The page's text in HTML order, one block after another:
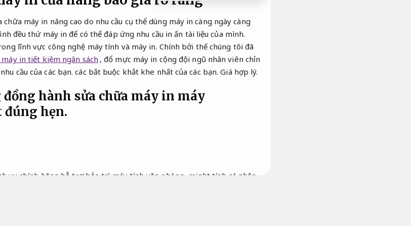
chữa máy in nâng cao do nhu cầu cụ thể dùng máy in càng ngày càng
đều thứ máy in để có thể đáp ứng nhu cầu in ấn tài liệu của mình.
lĩnh vực công nghệ máy tính và máy in. Chính bởi thế chúng tôi đã
máy in tiết kiệm ngân sách , đổ mực máy in cộng đội ngũ nhân viên chỉn
cầu của các bạn. các bắt buộc khắt khe nhất của các bạn.Giá hợp lý.
hành sửa chữa máy in máy
đúng hẹn.
vụ chính hãng hỗ trợ bảo trì máy tính văn phòng, might tính cá nhân